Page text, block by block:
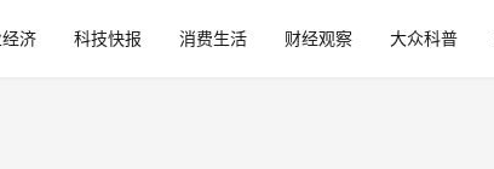
济 科技快报 消费生活 财经观察 大众科普